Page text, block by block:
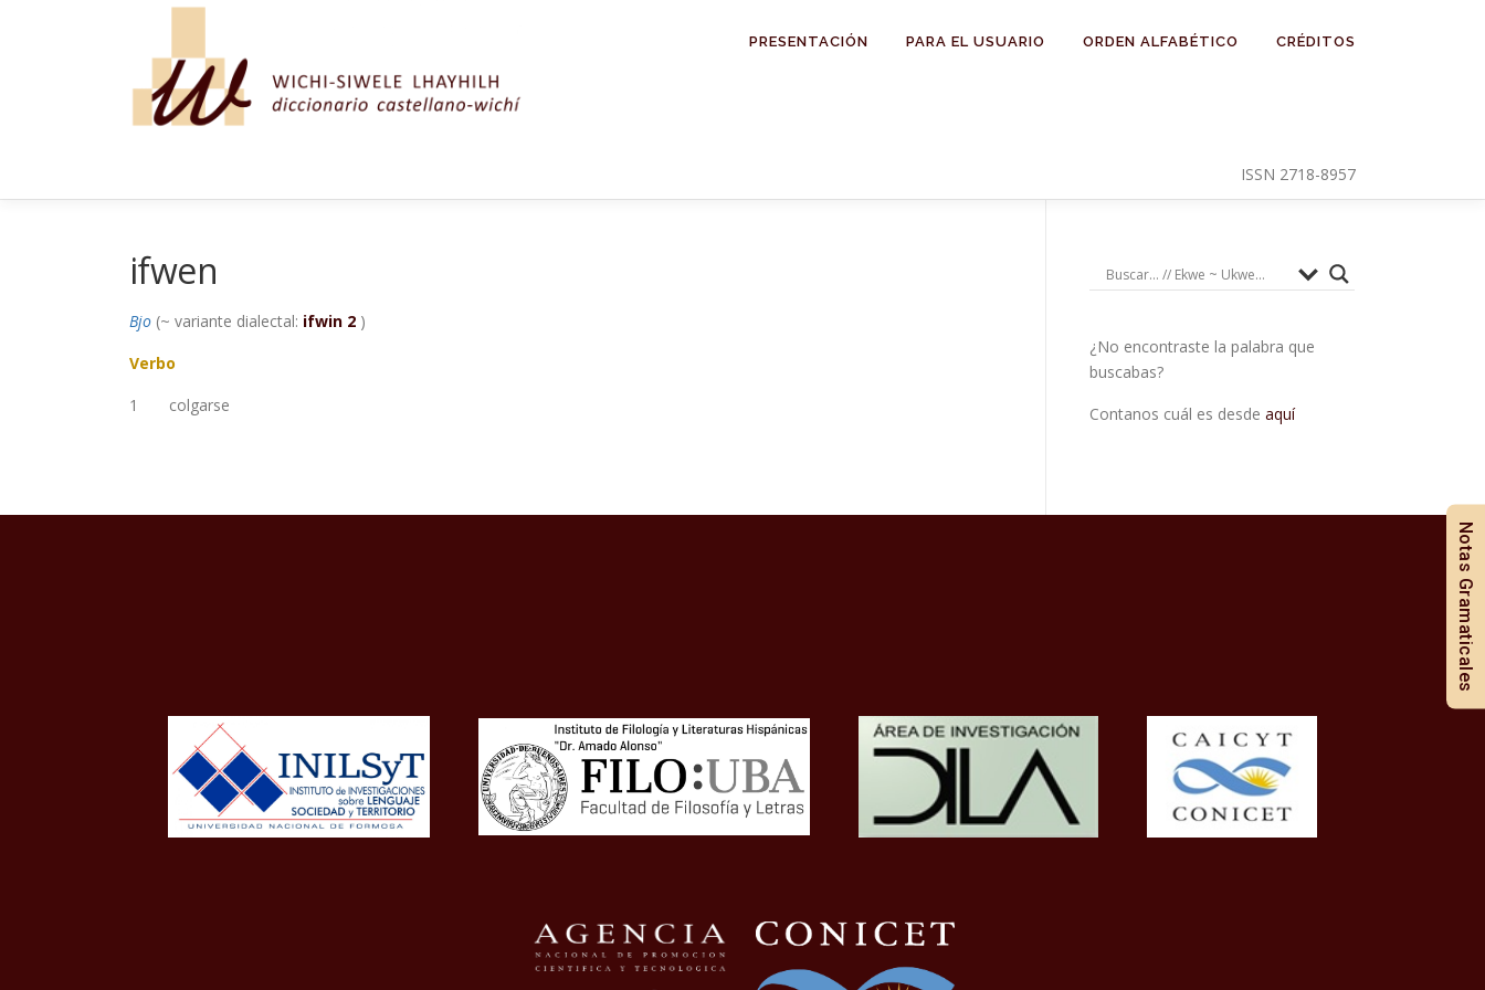
PRESENTACIÓN PARA EL USUARIO ORDEN ALFABÉTICO CRÉDITOS
ISSN 2718-8957
ifwen
Bjo (~ variante dialectal: ifwin 2 )
Verbo
1
colgarse
¿No encontraste la palabra que
buscabas?
Contanos cuál es desde aquí
Notas Gramaticales